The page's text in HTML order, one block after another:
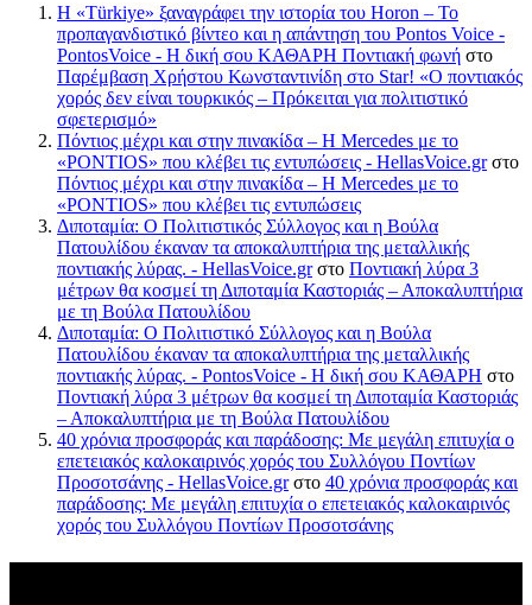
Η «Türkiye» ξαναγράφει την ιστορία του Horon – Το
προπαγανδιστικό βίντεο και η απάντηση του Pontos Voice -
PontosVoice - H δική σου ΚΑΘΑΡΗ Ποντιακή φωνή στο
Παρέμβαση Χρήστου Κωνσταντινίδη στο Star! «Ο ποντιακός
χορός δεν είναι τουρκικός – Πρόκειται για πολιτιστικό
σφετερισμό»
Πόντιος μέχρι και στην πινακίδα – Η Mercedes με το
«PONTIOS» που κλέβει τις εντυπώσεις - HellasVoice.grστο
Πόντιος μέχρι και στην πινακίδα – Η Mercedes με το
«PONTIOS» που κλέβει τις εντυπώσεις
Διποταμία: Ο Πολιτιστικός Σύλλογος και η Βούλα
Πατουλίδου έκαναν τα αποκαλυπτήρια της μεταλλικής
ποντιακής λύρας. - HellasVoice.grστο Ποντιακή λύρα 3
μέτρων θα κοσμεί τη Διποταμία Καστοριάς – Αποκαλυπτήρια
με τη Βούλα Πατουλίδου
Διποταμία: Ο Πολιτιστικό Σύλλογος και η Βούλα
Πατουλίδου έκαναν τα αποκαλυπτήρια της μεταλλικής
ποντιακής λύρας. - PontosVoice - H δική σου ΚΑΘΑΡΗ στο
Ποντιακή λύρα 3 μέτρων θα κοσμεί τη Διποταμία Καστοριάς
– Αποκαλυπτήρια με τη Βούλα Πατουλίδου
40 χρόνια προσφοράς και παράδοσης: Με μεγάλη επιτυχία ο
επετειακός καλοκαιρινός χορός του Συλλόγου Ποντίων
Προσοτσάνης - HellasVoice.grστο 40 χρόνια προσφοράς και
παράδοσης: Με μεγάλη επιτυχία ο επετειακός καλοκαιρινός
χορός του Συλλόγου Ποντίων Προσοτσάνης